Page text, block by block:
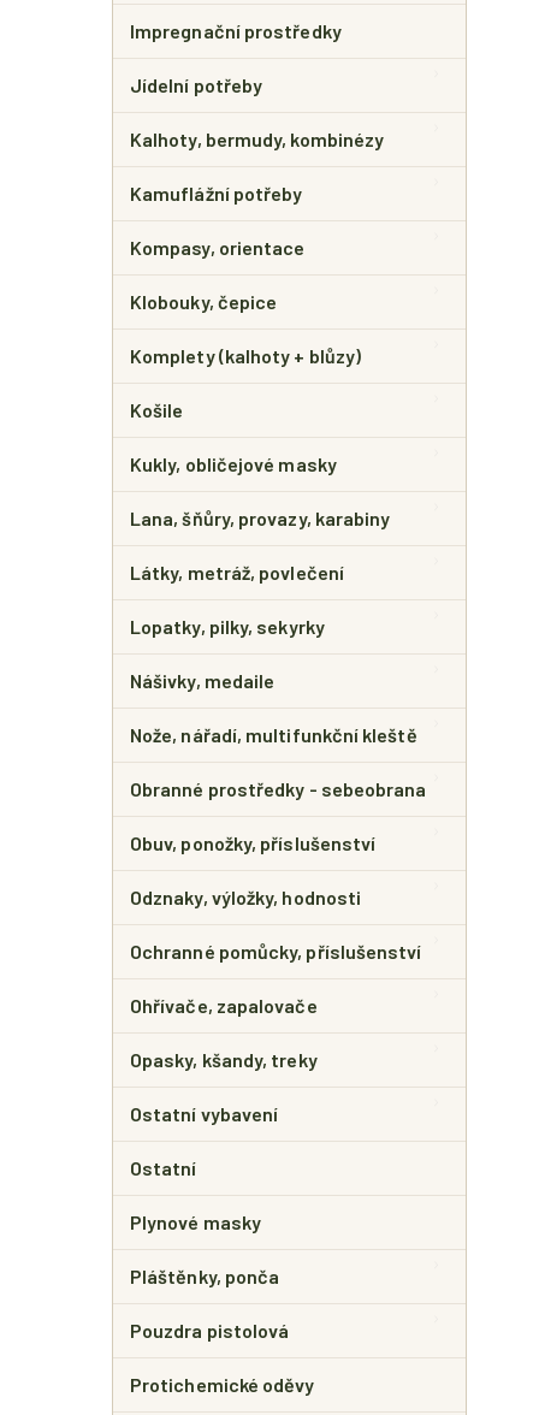
Impregnační prostředky
Jídelní potřeby
Kalhoty, bermudy, kombinézy
Kamuflážní potřeby
Kompasy, orientace
Klobouky, čepice
Komplety (kalhoty + blůzy)
Košile
Kukly, obličejové masky
Lana, šňůry, provazy, karabiny
Látky, metráž, povlečení
Lopatky, pilky, sekyrky
Nášivky, medaile
Nože, nářadí, multifunkční kleště
Obranné prostředky - sebeobrana
Obuv, ponožky, příslušenství
Odznaky, výložky, hodnosti
Ochranné pomůcky, příslušenství
Ohřívače, zapalovače
Opasky, kšandy, treky
Ostatní vybavení
Ostatní
Plynové masky
Pláštěnky, ponča
Pouzdra pistolová
Protichemické oděvy